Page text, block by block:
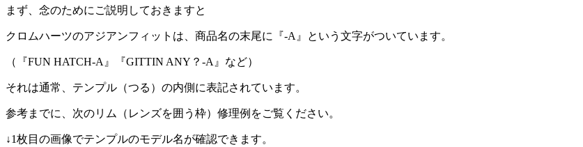
まず、念のためにご説明しておきますと
クロムハーツのアジアンフィットは、商品名の末尾に『-A』という文字がついています。
（『FUN HATCH-A』『GITTIN ANY？-A』など）
それは通常、テンプル（つる）の内側に表記されています。
参考までに、次のリム（レンズを囲う枠）修理例をご覧ください。
↓1枚目の画像でテンプルのモデル名が確認できます。